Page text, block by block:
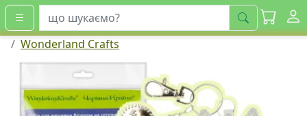
шукати
Wonderland Crafts